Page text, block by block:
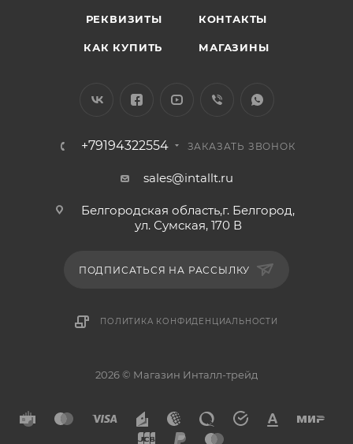
РЕКВИЗИТЫ КОНТАКТЫ
КАК КУПИТЬ МАГАЗИНЫ
+79194322554 ЗАКАЗАТЬ ЗВОНОК
sales@intallt.ru
Белгородская область,г. Белгород,
ул. Сумская, 170 В
ПОДПИСАТЬСЯ НА РАССЫЛКУ
ПОЛИТИКА КОНФИДЕНЦИАЛЬНОСТИ
2026 © Магазин Инталл-трейд